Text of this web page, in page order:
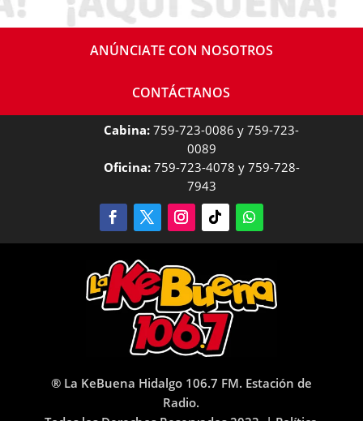
ANÚNCIATE CON NOSOTROS
CONTÁCTANOS
Cabina: 759-723-0086 y 759-723-
0089
Oficina:759-723-4078 y 759-728-
7943
® La KeBuena Hidalgo 106.7 FM. Estación de
Radio.